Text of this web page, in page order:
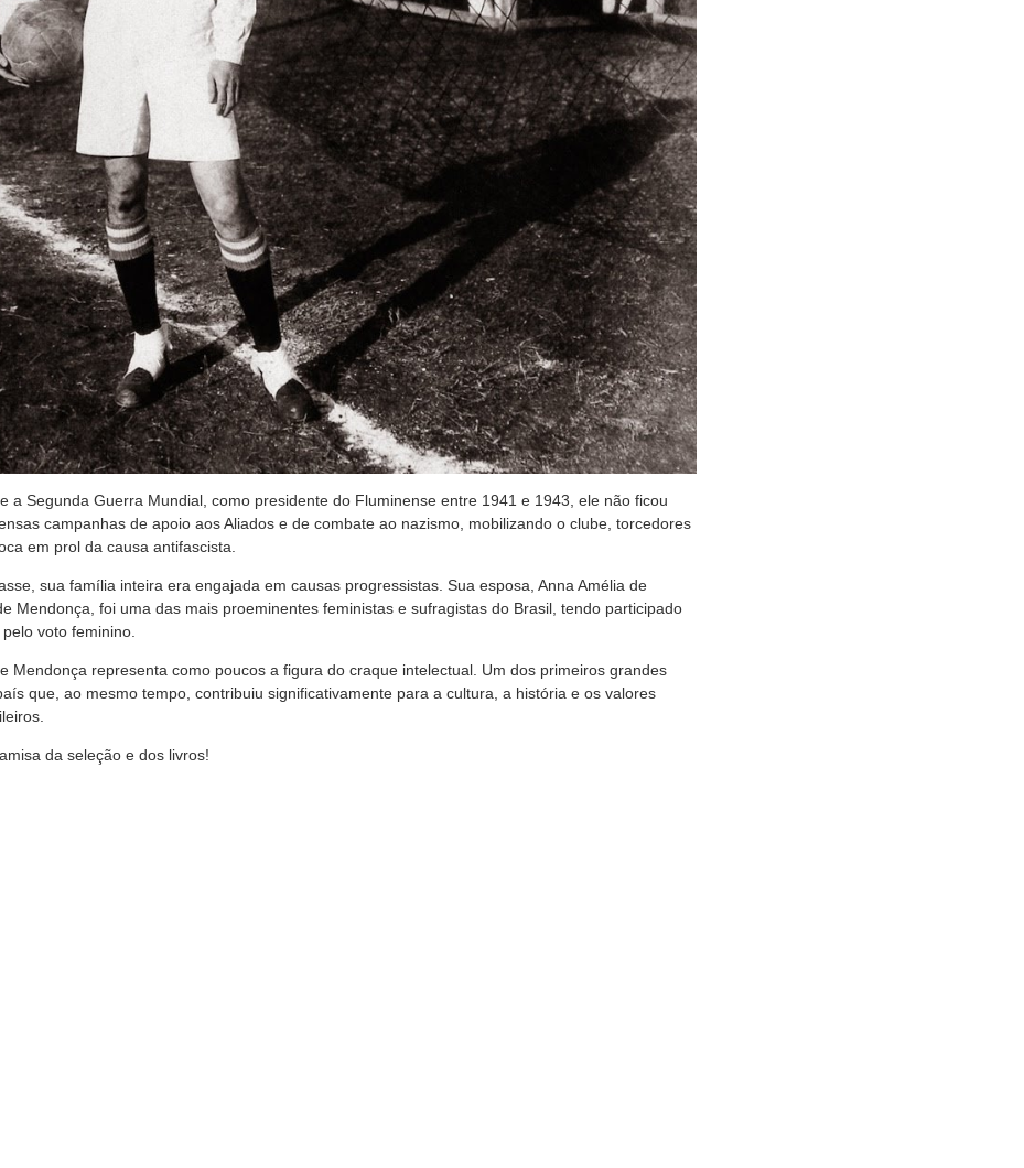
a Segunda Guerra Mundial, como presidente do Fluminense entre 1941 e 1943, ele não ficou
campanhas de apoio aos Aliados e de combate ao nazismo, mobilizando o clube, torcedores
em prol da causa antifascista.
sua família inteira era engajada em causas progressistas. Sua esposa, Anna Amélia de
Mendonça, foi uma das mais proeminentes feministas e sufragistas do Brasil, tendo participado
voto feminino.
Mendonça representa como poucos a figura do craque intelectual. Um dos primeiros grandes
que, ao mesmo tempo, contribuiu significativamente para a cultura, a história e os valores
da seleção e dos livros!